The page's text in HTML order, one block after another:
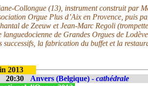
Collongue (13), instrument construit par
Orgue Plus d’Aix en Provence, puis
de Zeeuw et Jean-Marc Regoli
de Grandes Orgues de
successifs, la fabrication du buffet et la
2013
20:30
Anvers (Belgique) - cathédrale